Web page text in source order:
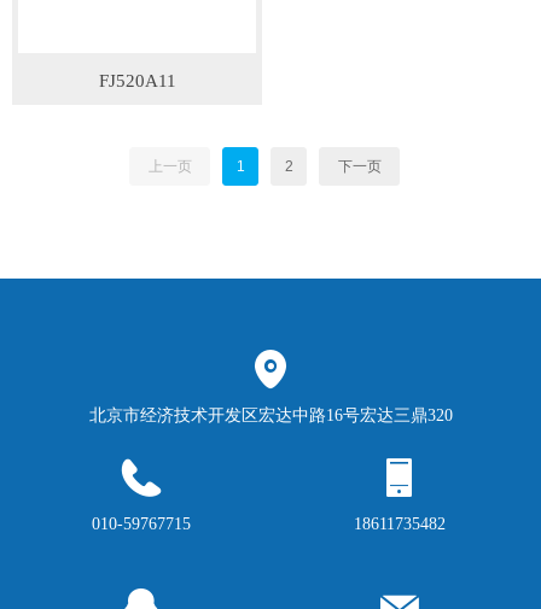
FJ520A11
上一页 1 2 下一页
北京市经济技术开发区宏达中路16号宏达三鼎320
010-59767715 18611735482